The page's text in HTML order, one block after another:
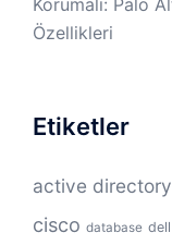
Korumalı: Palo
Özellikleri
Etiketler
active directory
cisco database dell